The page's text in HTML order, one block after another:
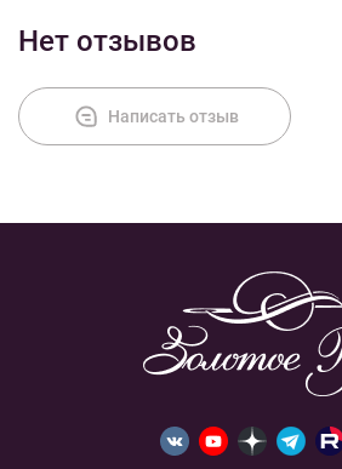
Нет отзывов
Написать отзыв